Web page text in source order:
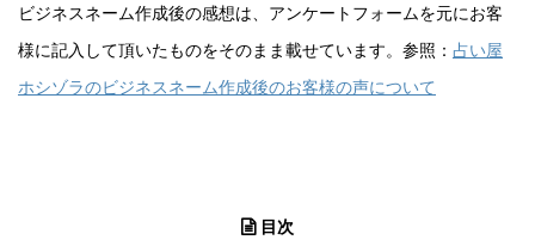
ビジネスネーム作成後の感想は、アンケートフォームを元にお客
様に記入して頂いたものをそのまま載せています。参照： 占い屋
ホシゾラのビジネスネーム作成後のお客様の声について
目次